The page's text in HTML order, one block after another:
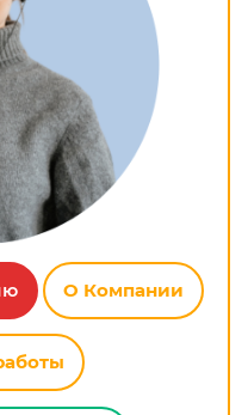
О Компании